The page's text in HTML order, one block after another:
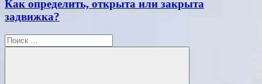
Как определить, открыта или закрыта
задвижка?
Поиск
для: